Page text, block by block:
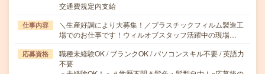
交通費規定内支給
仕事内容
＼生産好調により大募集！／プラスチックフィルム製造工
場でのお仕事です！ウィルオブスタッフ活躍中の現場…
応募資格
職種未経験OK / ブランクOK / パソコンスキル不要 / 英語力
不要